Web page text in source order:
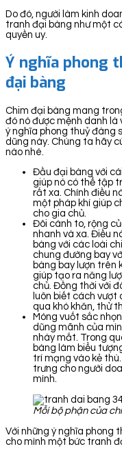
Do đó, người làm kinh
tranh đại bàng như một
quyền uy.
Ý nghĩa phong
đại bàng
Chim đại bàng mang
đó nó được mệnh danh là
ý nghĩa phong thuỷ đàng
dũng này. Chúng ta hãy
nào nhé.
Đầu đại bàng với
giúp nó có thể tập
rất xa. Chính điều
một pháp khí giúp
cho gia chủ.
Đôi cánh to, rộng
nhanh và xa. Điều
bàng với các loài
chung đường bay
bàng bay lượn trên
giúp tạo ra năng
chủ. Đồng thời với
luôn biết cách vượt
qua khó khăn, thử
Móng vuốt sắc
dũng mãnh của
nháy mắt. Trong
bàng làm biểu
trí mạng vào kẻ
trưng cho người
mình.
Mỗi bộ phận của
Với những ý nghĩa phong
cho mình một bức tranh